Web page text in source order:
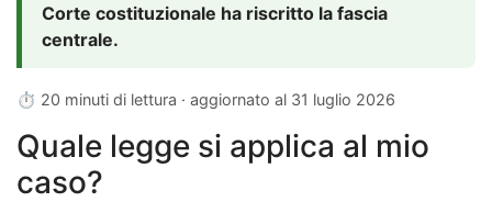
Corte costituzionale ha riscritto la fascia
centrale.
⏱ 20 minuti di lettura · aggiornato al 31 luglio 2026
Quale legge si applica al mio
caso?